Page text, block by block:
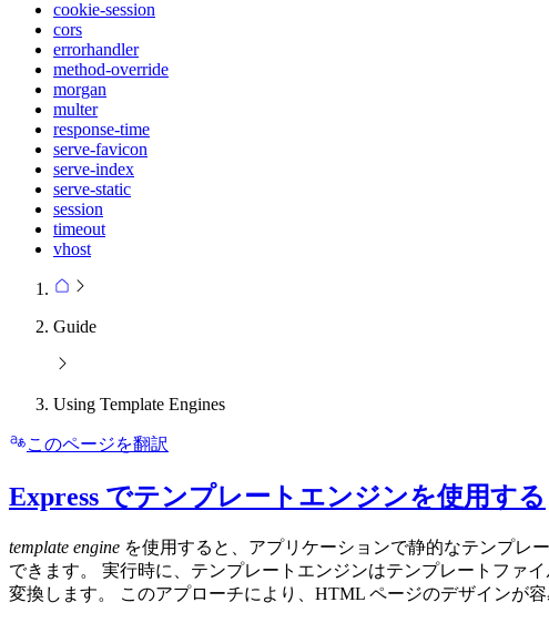
cookie-session
cors
errorhandler
method-override
morgan
multer
response-time
serve-favicon
serve-index
serve-static
session
timeout
vhost
Guide
Using Template Engines
このページを翻訳
Express でテンプレートエンジンを使用する
template engine を使用すると、アプリケーションで静的なテンプレ
できます。 実行時に、テンプレートエンジンはテンプレートファ
変換します。 このアプローチにより、HTML ページのデザインが